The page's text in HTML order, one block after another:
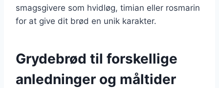
smagsgivere som hvidløg, timian eller rosmarin
for at give dit brød en unik karakter.
Grydebrød til forskellige
anledninger og måltider